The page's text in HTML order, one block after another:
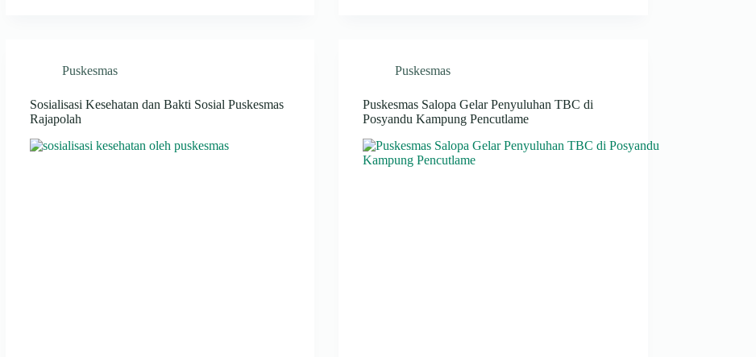
Puskesmas
Sosialisasi Kesehatan dan Bakti Sosial Puskesmas
Rajapolah
Puskesmas
Puskesmas Salopa Gelar Penyuluhan TBC di
Posyandu Kampung Pencutlame